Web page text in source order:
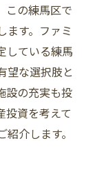
この練馬区で
ます。ファミ
している練馬
望な選択肢と
設の充実も投
投資を考えて
介します。